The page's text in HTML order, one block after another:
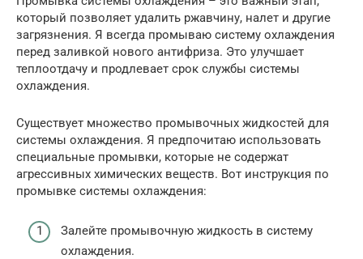
который позволяет удалить ржавчину, налет и другие
загрязнения. Я всегда промываю систему охлаждения
перед заливкой нового антифриза. Это улучшает
теплоотдачу и продлевает срок службы системы
охлаждения.
Существует множество промывочных жидкостей для
системы охлаждения. Я предпочитаю использовать
специальные промывки, которые не содержат
агрессивных химических веществ. Вот инструкция по
промывке системы охлаждения:
Залейте промывочную жидкость в систему
охлаждения.